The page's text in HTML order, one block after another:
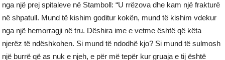
nga një prej spitaleve në Stamboll: “U rrëzova dhe kam një frakturë
në shpatull. Mund të kishim goditur kokën, mund të kishim vdekur
nga një hemorragji në tru. Dëshira ime e vetme është që këta
njerëz të ndëshkohen. Si mund të ndodhë kjo? Si mund të sulmosh
një burrë që as nuk e njeh, e për më tepër kur gruaja e tij është